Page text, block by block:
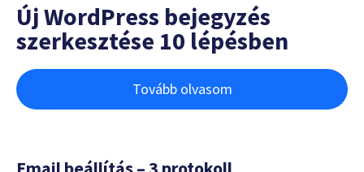
Új WordPress bejegyzés
szerkesztése 10 lépésben
Tovább olvasom